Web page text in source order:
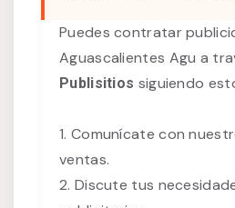
Puedes contratar
Aguascalientes Agu a
Publisitios siguiendo
1. Comunícate con
ventas.
2. Discute tus